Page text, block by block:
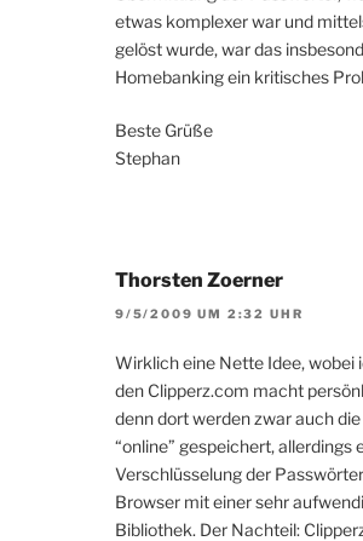
etwas komplexer war und
gelöst wurde, war das
Homebanking ein kritisches
Beste Grüße
Stephan
Thorsten Zoerner
9/5/2009 UM 2:32 UHR
Wirklich eine Nette Idee, wobei
den Clipperz.com macht
denn dort werden zwar auch
“online” gespeichert, allerdings
Verschlüsselung der
Browser mit einer sehr
Bibliothek. Der Nachteil: